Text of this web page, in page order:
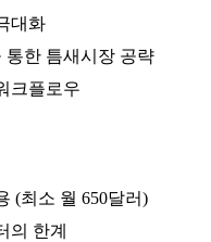
대화
통한 틈새시장 공략
크플로우
(최소 월 650달러)
의 한계